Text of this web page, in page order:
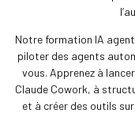
Notre formation IA
piloter des agents
vous. Apprenez à
Claude Cowork, à
et à créer des outils